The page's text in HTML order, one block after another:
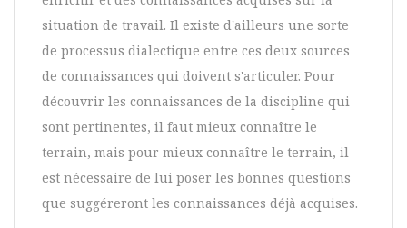
situation de travail. Il existe d'ailleurs une sorte
de processus dialectique entre ces deux sources
de connaissances qui doivent s'articuler. Pour
découvrir les connaissances de la discipline qui
sont pertinentes, il faut mieux connaître le
terrain, mais pour mieux connaître le terrain, il
est nécessaire de lui poser les bonnes questions
que suggéreront les connaissances déjà acquises.